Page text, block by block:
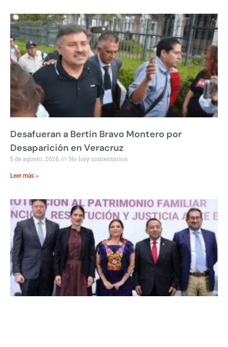
Desafueran a Bertín Bravo Montero por
Desaparición en Veracruz
5 de agosto, 2026 No hay comentarios
Leer más »